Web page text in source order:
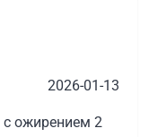
2026-01-13
с ожирением 2